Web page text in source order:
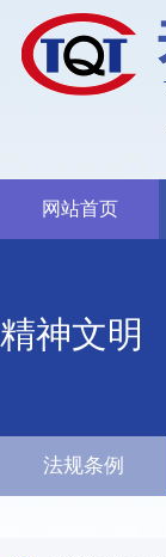
网站首页
精神文明
法规条例